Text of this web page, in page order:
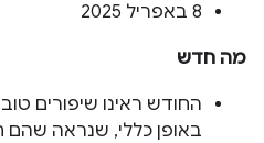
‫8 באפריל 2025
מה חדש
באופן כללי, שנראה שהם